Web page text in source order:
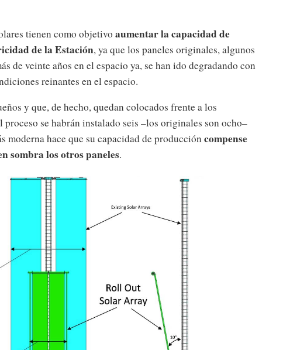
tienen como objetivo aumentar la capacidad de
de la Estación, ya que los paneles originales, algunos
de veinte años en el espacio ya, se han ido degradando con
reinantes en el espacio.
y que, de hecho, quedan colocados frente a los
se habrán instalado seis –los originales son ocho–
moderna hace que su capacidad de produccióncompense
sombra los otros paneles.